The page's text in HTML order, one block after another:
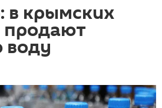
в крымских
продают
воду